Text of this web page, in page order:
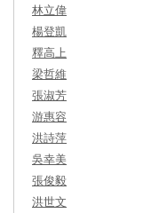
林立偉
楊登凱
釋高上
梁哲維
張淑芳
游惠容
洪詩萍
吳幸美
張俊毅
洪世文